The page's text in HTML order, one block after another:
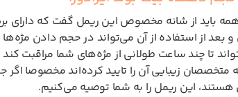
باید از شانه مخصوص این ریمل گفت که دارای
و بعد از استفاده از آن می‌تواند در حجم دادن
تا چند ساعت طولانی از مژه‌های شما مراقبت
زیبایی آن را تایید کرده‌اند مخصوصا اگر
این ریمل را به شما توصیه می‌کنیم.